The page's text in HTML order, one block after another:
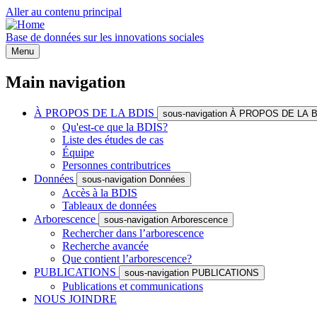
Aller au contenu principal
Base de données sur les innovations sociales
Menu
Main navigation
À PROPOS DE LA BDIS sous-navigation À PROPOS DE LA
Qu'est-ce que la BDIS?
Liste des études de cas
Équipe
Personnes contributrices
Données
sous-navigation Données
Accès à la BDIS
Tableaux de données
Arborescence
sous-navigation Arborescence
Rechercher dans l’arborescence
Recherche avancée
Que contient l’arborescence?
PUBLICATIONS
sous-navigation PUBLICATIONS
Publications et communications
NOUS JOINDRE